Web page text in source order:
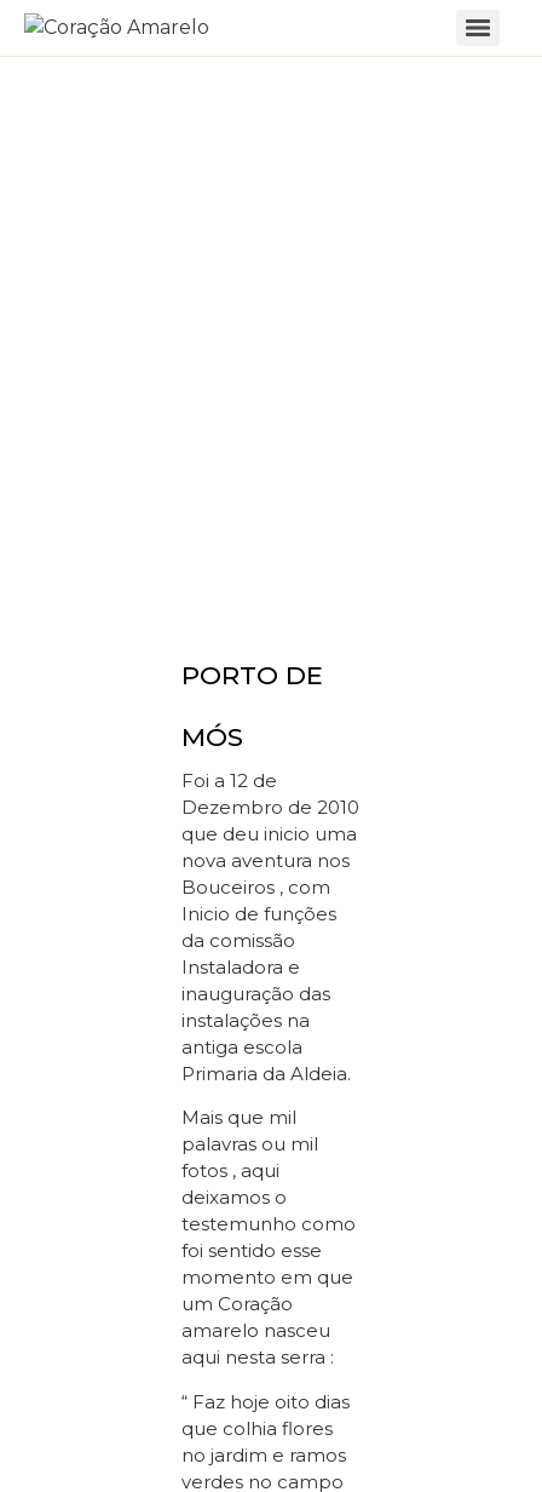
PORTO DE
MÓS
Foi a 12 de
Dezembro de 2010
que deu inicio uma
nova aventura nos
Bouceiros , com
Inicio de funções
da comissão
Instaladora e
inauguração das
instalações na
antiga escola
Primaria da Aldeia.
Mais que mil
palavras ou mil
fotos , aqui
deixamos o
testemunho como
foi sentido esse
momento em que
um Coração
amarelo nasceu
aqui nesta serra :
“ Faz hoje oito dias
que colhia flores
no jardim e ramos
verdes no campo